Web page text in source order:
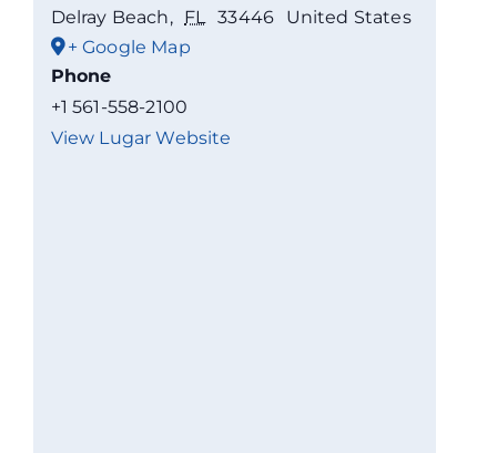
Delray Beach, FL 33446
United States
+ Google Map
Phone
+1 561-558-2100
View Lugar Website